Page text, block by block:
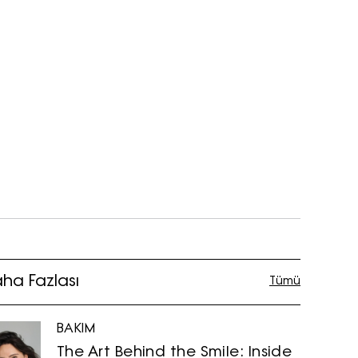
Fazlası Tümü
BAKIM
The Art Behind the Smile: Inside